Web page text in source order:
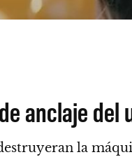
anclaje del
la